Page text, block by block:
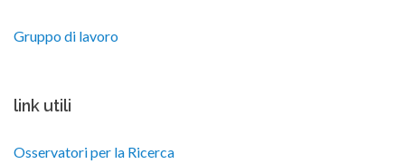
Gruppo di lavoro
link utili
Osservatori per la Ricerca